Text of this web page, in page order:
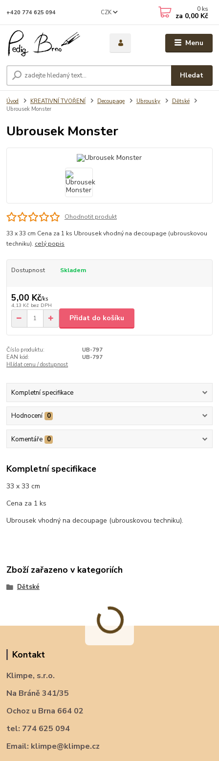
Menu
CZK
Hledat
+420 774 625 094 0 ks
za 0,00 Kč
Úvod KREATIVNÍ TVOŘENÍ Decoupage Ubrousky
Dětské
Ubrousek Monster
Ubrousek Monster
Ohodnotit produkt
33 x 33 cm Cena za 1 ks Ubrousek vhodný na decoupage (ubrouskovou
techniku). celý popis
Dostupnost Skladem
5,00 Kč/ks
4,13 Kč bez DPH
Přidat do košíku
Číslo produktu:
UB-797
EAN kód:
UB-797
Hlídat cenu / dostupnost
Kompletní specifikace
Hodnocení 0
Komentáře 0
Kompletní specifikace
33 x 33 cm
Cena za 1 ks
Ubrousek vhodný na decoupage (ubrouskovou techniku).
Zboží zařazeno v kategoriích
Dětské
Kontakt
Klimpe, s.r.o.
Na Bráně 341/35
Ochoz u Brna 664 02
tel: 774 625 094
Email: klimpe@klimpe.cz